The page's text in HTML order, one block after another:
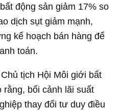
động sản giảm 17% so
dịch sụt giảm mạnh,
kế hoạch bán hàng để
toán.
tịch Hội Môi giới bất
rằng, bối cảnh lãi suất
thay đổi tư duy điều